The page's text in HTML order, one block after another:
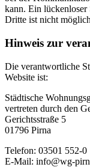
kann. Ein
Dritte ist nicht
Hinweis zur
Die verantwortliche
Website ist:
Städtische
vertreten durch den
Gerichtsstraße 5
01796 Pirna
Telefon: 03501 552-0
E-Mail: info@wg-